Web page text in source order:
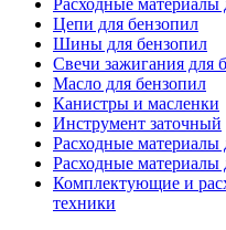
Расходные материалы
Цепи для бензопил
Шины для бензопил
Свечи зажигания для
Масло для бензопил
Канистры и масленки
Инструмент заточный
Расходные материалы
Расходные материалы
Комплектующие и
техники